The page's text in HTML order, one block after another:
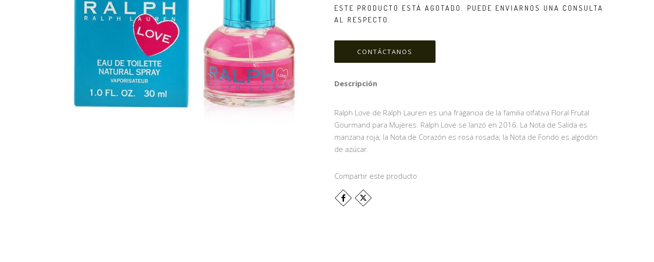
ESTE PRODUCTO ESTÁ AGOTADO. PUEDE ENVIARNOS UNA CONSULTA
AL RESPECTO.
CONTÁCTANOS
Descripción
Ralph Love de Ralph Lauren es una fragancia de la familia olfativa Floral Frutal
Gourmand para Mujeres. Ralph Love se lanzó en 2016. La Nota de Salida es
manzana roja; la Nota de Corazón es rosa rosada; la Nota de Fondo es algodón
de azúcar.
Compartir este producto